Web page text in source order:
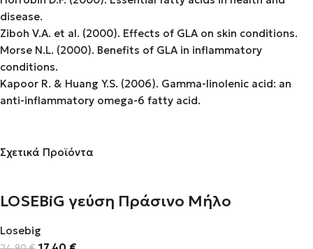
disease.
Ziboh V.A. et al. (2000). Effects of GLA on skin conditions.
Morse N.L. (2000). Benefits of GLA in inflammatory
conditions.
Kapoor R. & Huang Y.S. (2006). Gamma-linolenic acid: an
anti-inflammatory omega-6 fatty acid.
Σχετικά Προϊόντα
LOSEBiG γεύση Πράσινο Μήλο
Losebig